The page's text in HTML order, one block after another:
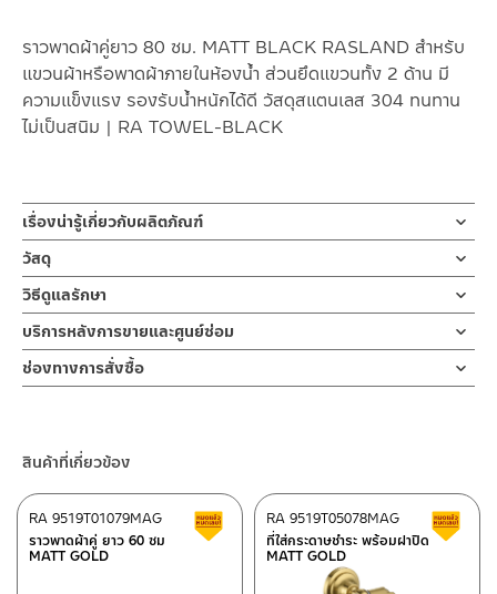
ราวพาดผ้าคู่ยาว 80 ซม. MATT BLACK RASLAND สำหรับ
แขวนผ้าหรือพาดผ้าภายในห้องน้ำ ส่วนยึดแขวนทั้ง 2 ด้าน มี
ความแข็งแรง รองรับน้ำหนักได้ดี วัสดุสแตนเลส 304 ทนทาน
ไม่เป็นสนิม | RA TOWEL-BLACK
เรื่องน่ารู้เกี่ยวกับผลิตภัณฑ์
ราวพาดผ้าเช็ดตัว แบบราวคู่ ขนาดความยาว 80 ซม. ผลิตจากสแตน
เลสเกรด 304สี MATT BLACK น๊อตยึดขาออกแบบให้ยึดแข็งแรง
ราวพาดผ้าคู่ ยาว 80 ซม. สามารถพาดผ้าเช็ดตัว หรือ ผ้าเช็ดมือ ผลิต
จาก สแตนเลส เกรด 304สี MATT BLACK หรือสีดำด้าน ทนทานแข็ง
แรง ต้านการกัดกร่อนสูง และไม่ขึ้นสนิม ส่วนยึดแขวนมีความแข็งแรง
การออกแบบให้ความรู้สึก ร่วมสมัย
วัสดุ
ราวพาดผ้า
ผลิตจากสแตนเลสเกรด 304สี MATT BLACK
วิธีดูแลรักษา
คำแนะนำในการดูแลรักษาผลิตภัณฑ์
1. ไม่ทำสินค้าให้เกิดความเสียหายอื่น ๆ นอกจากการใช้งานปกติ เช่นไม่
ทำตก ไม่งัดหรือโยกสินค้าแรงๆ
2. ทำความสะอาดสินค้าโดยการใช้ผ้านุ่มๆชุบน้ำหมาดๆแล้วเช็ดให้แห้ง
4. ห้ามใช้แปรง วัสดุแข็ง หยาบ ห้ามใช้ฝอยขัดทำความสะอาด ขัดหรือถู
บริการหลังการขายและศูนย์ซ่อม
ช่องทางออนไลน์
– Email: contact@charnpaiboon.com
ช่องทางการสั่งซื้อ
– Shopee
–Lazada
–ซื้อสินค้าชิ้นนี้บน Shopee>> คลิกที่นี่<<
–ซื้อสินค้าชิ้นนี้บน Lazada คลิกที่นี่<<
สินค้าที่เกี่ยวข้อง
ราวพาดผ้าคู่ ยาว 60 ซม
MATT GOLD
RA 9519T01079MAG สินค้าลดราคา เคลียร์สต็อก
ที่ใส่กระดาษชำระ พร้อมฝาปิด
MATT GOLD
RA 9519T05078MAG